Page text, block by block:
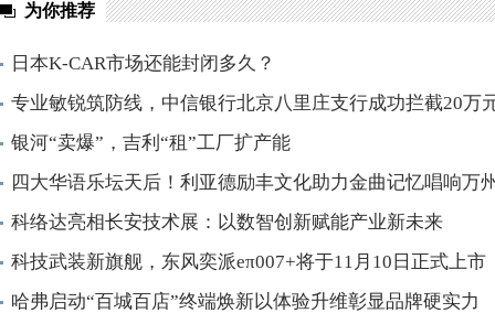
为你推荐
日本K-CAR市场还能封闭多久？
专业敏锐筑防线，中信银行北京八里庄支行成功拦截20万
银河“卖爆”，吉利“租”工厂扩产能
四大华语乐坛天后！利亚德励丰文化助力金曲记忆唱响万
科络达亮相长安技术展：以数智创新赋能产业新未来
科技武装新旗舰，东风奕派eπ007+将于11月10日正式上市
哈弗启动“百城百店”终端焕新以体验升维彰显品牌硬实力